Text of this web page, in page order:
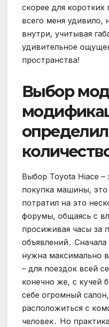
скорее для коротких
всего меня удивило,
внутри, учитывая
удивительное
пространства!
Выбор
Выбор Toyota Hiace –
покупка машины, это
потратил на это
форумы, общаясь с
просиживая часы за
объявлений․
нужна максимально
– для поездок всей
конечно же, с кучей
себе огромный
расположиться с
человек․ Но